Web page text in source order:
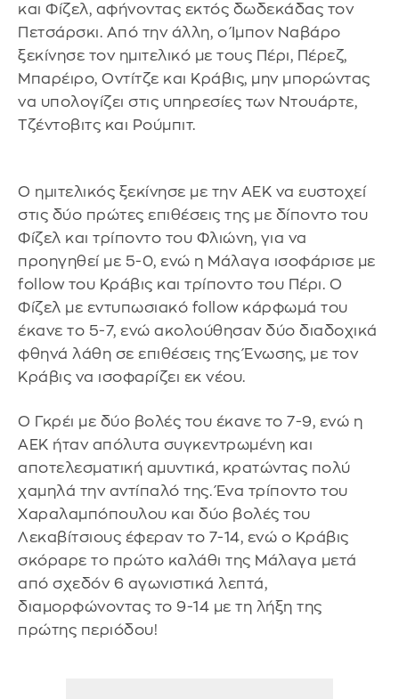
και Φίζελ, αφήνοντας εκτός δωδεκάδας τον
Πετσάρσκι. Από την άλλη, ο Ίμπον Ναβάρο
ξεκίνησε τον ημιτελικό με τους Πέρι, Πέρεζ,
Μπαρέιρο, Οντίτζε και Κράβις, μην μπορώντας
να υπολογίζει στις υπηρεσίες των Ντουάρτε,
Τζέντοβιτς και Ρούμπιτ.
Ο ημιτελικός ξεκίνησε με την ΑΕΚ να ευστοχεί
στις δύο πρώτες επιθέσεις της με δίποντο του
Φίζελ και τρίποντο του Φλιώνη, για να
προηγηθεί με 5-0, ενώ η Μάλαγα ισοφάρισε με
follow του Κράβις και τρίποντο του Πέρι. Ο
Φίζελ με εντυπωσιακό follow κάρφωμά του
έκανε το 5-7, ενώ ακολούθησαν δύο διαδοχικά
φθηνά λάθη σε επιθέσεις της Ένωσης, με τον
Κράβις να ισοφαρίζει εκ νέου.
Ο Γκρέι με δύο βολές του έκανε το 7-9, ενώ η
ΑΕΚ ήταν απόλυτα συγκεντρωμένη και
αποτελεσματική αμυντικά, κρατώντας πολύ
χαμηλά την αντίπαλό της. Ένα τρίποντο του
Χαραλαμπόπουλου και δύο βολές του
Λεκαβίτσιους έφεραν το 7-14, ενώ ο Κράβις
σκόραρε το πρώτο καλάθι της Μάλαγα μετά
από σχεδόν 6 αγωνιστικά λεπτά,
διαμορφώνοντας το 9-14 με τη λήξη της
πρώτης περιόδου!